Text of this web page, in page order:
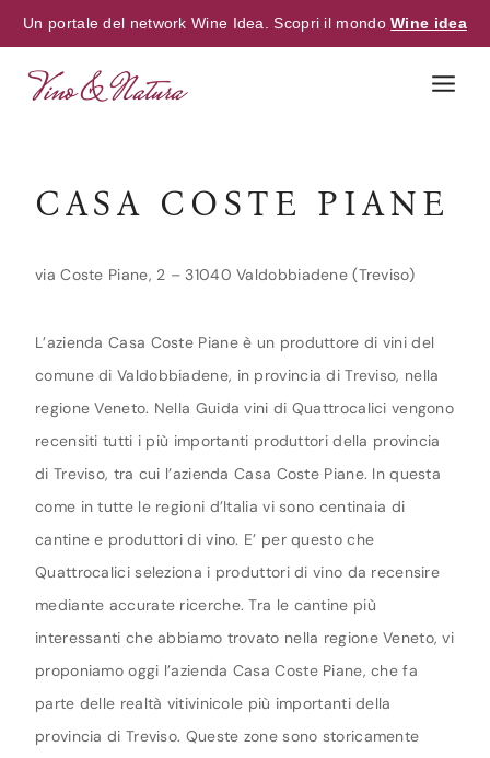
Un portale del network Wine Idea. Scopri il mondoWine idea
CASA COSTE PIANE
via Coste Piane, 2 – 31040 Valdobbiadene (Treviso)
L’azienda Casa Coste Piane è un produttore di vini del
comune di Valdobbiadene, in provincia di Treviso, nella
regione Veneto. Nella Guida vini di Quattrocalici vengono
recensiti tutti i più importanti produttori della provincia
di Treviso, tra cui l’azienda Casa Coste Piane. In questa
come in tutte le regioni d’Italia vi sono centinaia di
cantine e produttori di vino. E’ per questo che
Quattrocalici seleziona i produttori di vino da recensire
mediante accurate ricerche. Tra le cantine più
interessanti che abbiamo trovato nella regione Veneto, vi
proponiamo oggi l’azienda Casa Coste Piane, che fa
parte delle realtà vitivinicole più importanti della
provincia di Treviso. Queste zone sono storicamente